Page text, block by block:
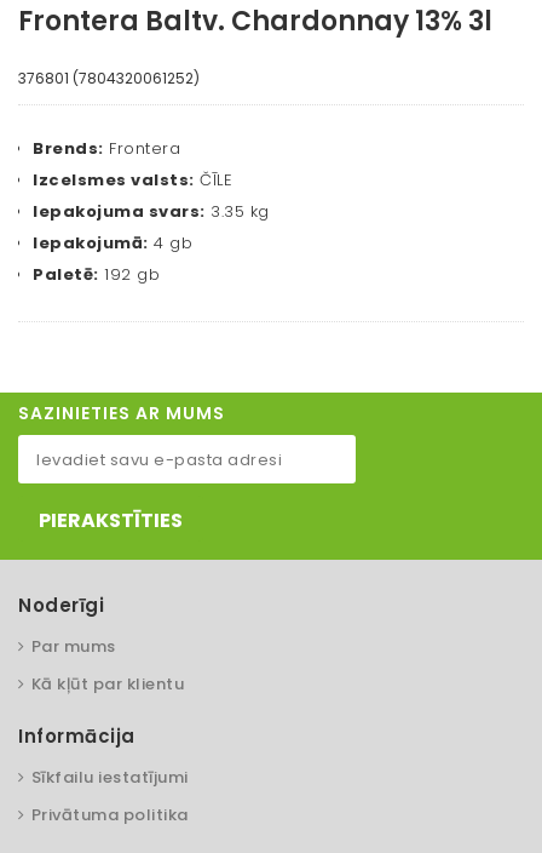
Frontera Baltv. Chardonnay 13% 3l
376801 (7804320061252)
Brends: Frontera
Izcelsmes valsts: ČĪLE
Iepakojuma svars: 3.35 kg
Iepakojumā: 4 gb
Paletē: 192 gb
SAZINIETIES AR MUMS
PIERAKSTĪTIES
Noderīgi
Par mums
Kā kļūt par klientu
Informācija
Sīkfailu iestatījumi
Privātuma politika